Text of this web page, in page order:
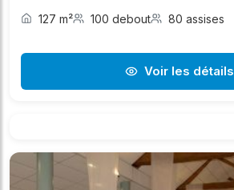
127 m² 100 debout 80 assises
Voir les détails